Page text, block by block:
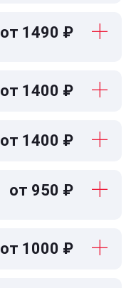
от 1490 ₽
от 1400 ₽
от 1400 ₽
от 950 ₽
от 1000 ₽